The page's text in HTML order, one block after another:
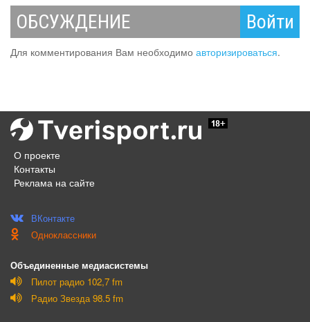
ОБСУЖДЕНИЕ Войти
Для комментирования Вам необходимо авторизироваться.
О проекте
Контакты
Реклама на сайте
ВКонтакте
Одноклассники
Объединенные медиасистемы
Пилот радио 102,7 fm
Радио Звезда 98.5 fm